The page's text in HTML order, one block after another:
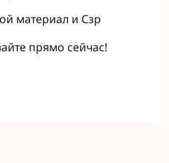
материал и Сзр
прямо сейчас!